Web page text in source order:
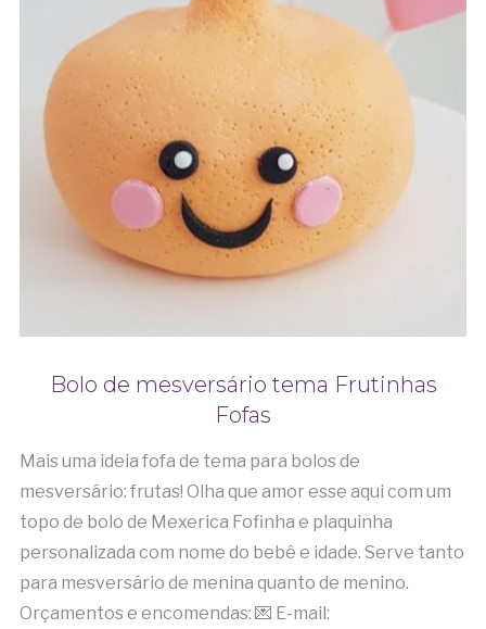
Bolo de mesversário tema Frutinhas
Fofas
Mais uma ideia fofa de tema para bolos de
mesversário: frutas! Olha que amor esse aqui com um
topo de bolo de Mexerica Fofinha e plaquinha
personalizada com nome do bebê e idade. Serve tanto
para mesversário de menina quanto de menino.
Orçamentos e encomendas: 💌 E-mail: